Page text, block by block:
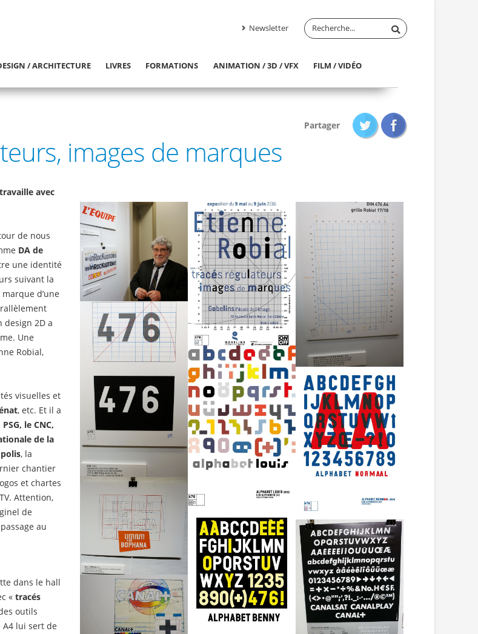
Newsletter
/ ARCHITECTURE LIVRES FORMATIONS ANIMATION / 3D / VFX FILM / VIDÉO
Partager
images de marques
avec
de nous
DA de
une identité
suivant la
d’une
design 2D a
Une
Robial,
visuelles et
, etc. Et il a
PSG, le CNC,
de la
, la
chantier
et chartes
Attention,
de
au
dans le hall
« tracés
outils
lui sert de